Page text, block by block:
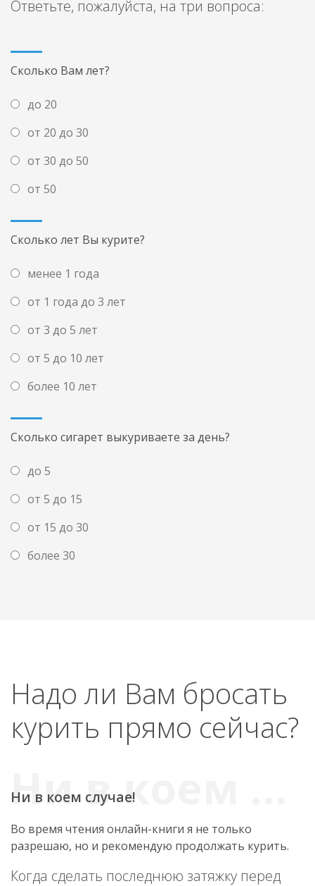
Ответьте, пожалуйста, на три вопроса:
Сколько Вам лет?
до 20
от 20 до 30
от 30 до 50
от 50
Сколько лет Вы курите?
менее 1 года
от 1 года до 3 лет
от 3 до 5 лет
от 5 до 10 лет
более 10 лет
Сколько сигарет выкуриваете за день?
до 5
от 5 до 15
от 15 до 30
более 30
Надо ли Вам бросать
курить прямо сейчас?
Ни в коем случае!
Во время чтения онлайн-книги я не только
разрешаю, но и рекомендую продолжать курить.
Когда сделать последнюю затяжку перед